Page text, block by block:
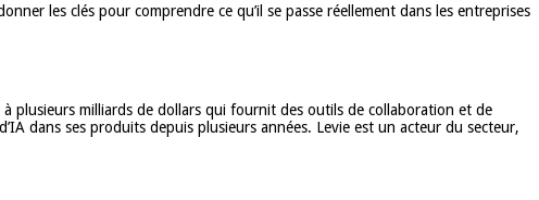
les clés pour comprendre ce qu’il se passe réellement dans les entreprises
plusieurs milliards de dollars qui fournit des outils de collaboration et de
dans ses produits depuis plusieurs années. Levie est un acteur du secteur,